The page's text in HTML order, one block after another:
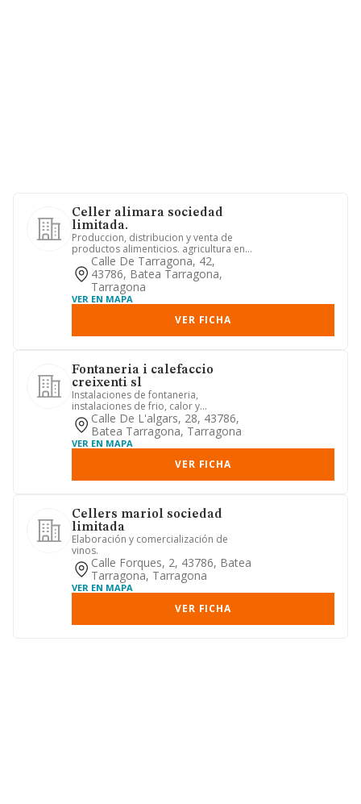
Celler alimara sociedad
limitada.
Produccion, distribucion y venta de
productos alimenticios. agricultura en
general. servicios de tu...
Calle De Tarragona, 42,
43786, Batea Tarragona,
Tarragona
VER EN MAPA
VER FICHA
Fontaneria i calefaccio
creixenti sl
Instalaciones de fontaneria,
instalaciones de frio, calor y
acondicionamiento de aire, instalacion
...
Calle De L'algars, 28, 43786,
Batea Tarragona, Tarragona
VER EN MAPA
VER FICHA
Cellers mariol sociedad
limitada
Elaboración y comercialización de
vinos.
Calle Forques, 2, 43786, Batea
Tarragona, Tarragona
VER EN MAPA
VER FICHA